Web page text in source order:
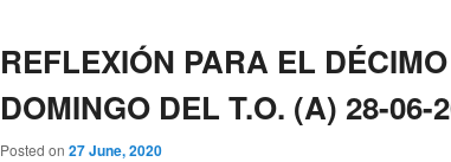
REFLEXIÓN PARA EL
DOMINGO DEL T.O. (A) 28-06-
Posted on 27 June, 2020